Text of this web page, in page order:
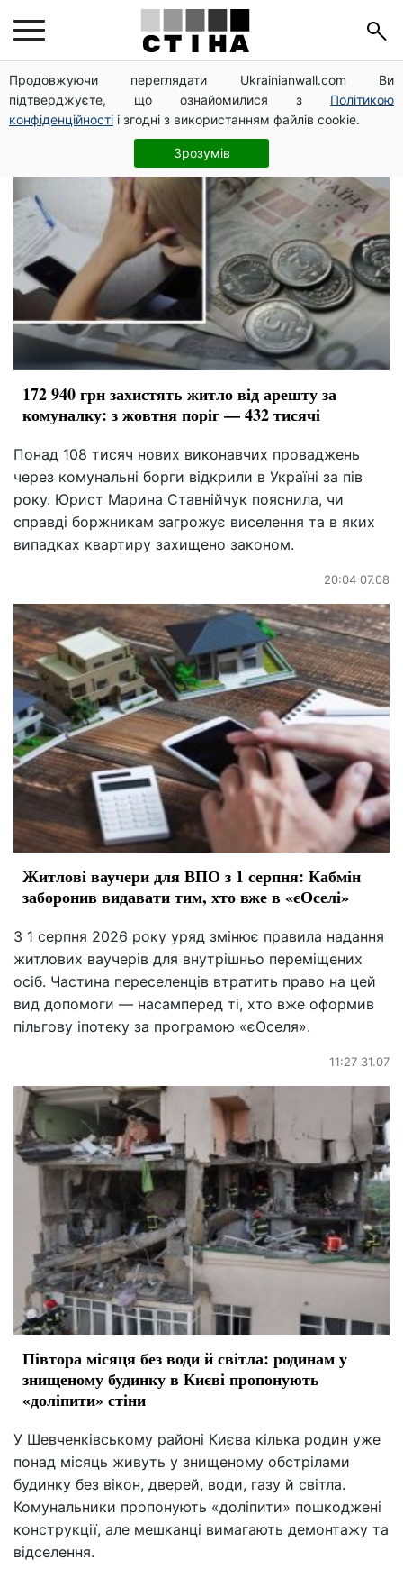
Продовжуючи переглядати Ukrainianwall.com Ви
підтверджуєте, що ознайомилися з Політикою
конфіденційності і згодні з використанням файлів cookie.
Зрозумів
житло
172 940 грн захистять житло від арешту за
комуналку: з жовтня поріг — 432 тисячі
Понад 108 тисяч нових виконавчих проваджень
через комунальні борги відкрили в Україні за пів
року. Юрист Марина Ставнійчук пояснила, чи
справді боржникам загрожує виселення та в яких
випадках квартиру захищено законом.
20:04 07.08
Житлові ваучери для ВПО з 1 серпня: Кабмін
заборонив видавати тим, хто вже в «єОселі»
З 1 серпня 2026 року уряд змінює правила надання
житлових ваучерів для внутрішньо переміщених
осіб. Частина переселенців втратить право на цей
вид допомоги — насамперед ті, хто вже оформив
пільгову іпотеку за програмою «єОселя».
11:27 31.07
Півтора місяця без води й світла: родинам у
знищеному будинку в Києві пропонують
«доліпити» стіни
У Шевченківському районі Києва кілька родин уже
понад місяць живуть у знищеному обстрілами
будинку без вікон, дверей, води, газу й світла.
Комунальники пропонують «доліпити» пошкоджені
конструкції, але мешканці вимагають демонтажу та
відселення.